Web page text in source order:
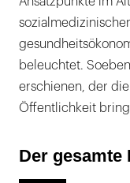
beleuchtet.
erschienen, der
Öffentlichkeit
Der gesamte